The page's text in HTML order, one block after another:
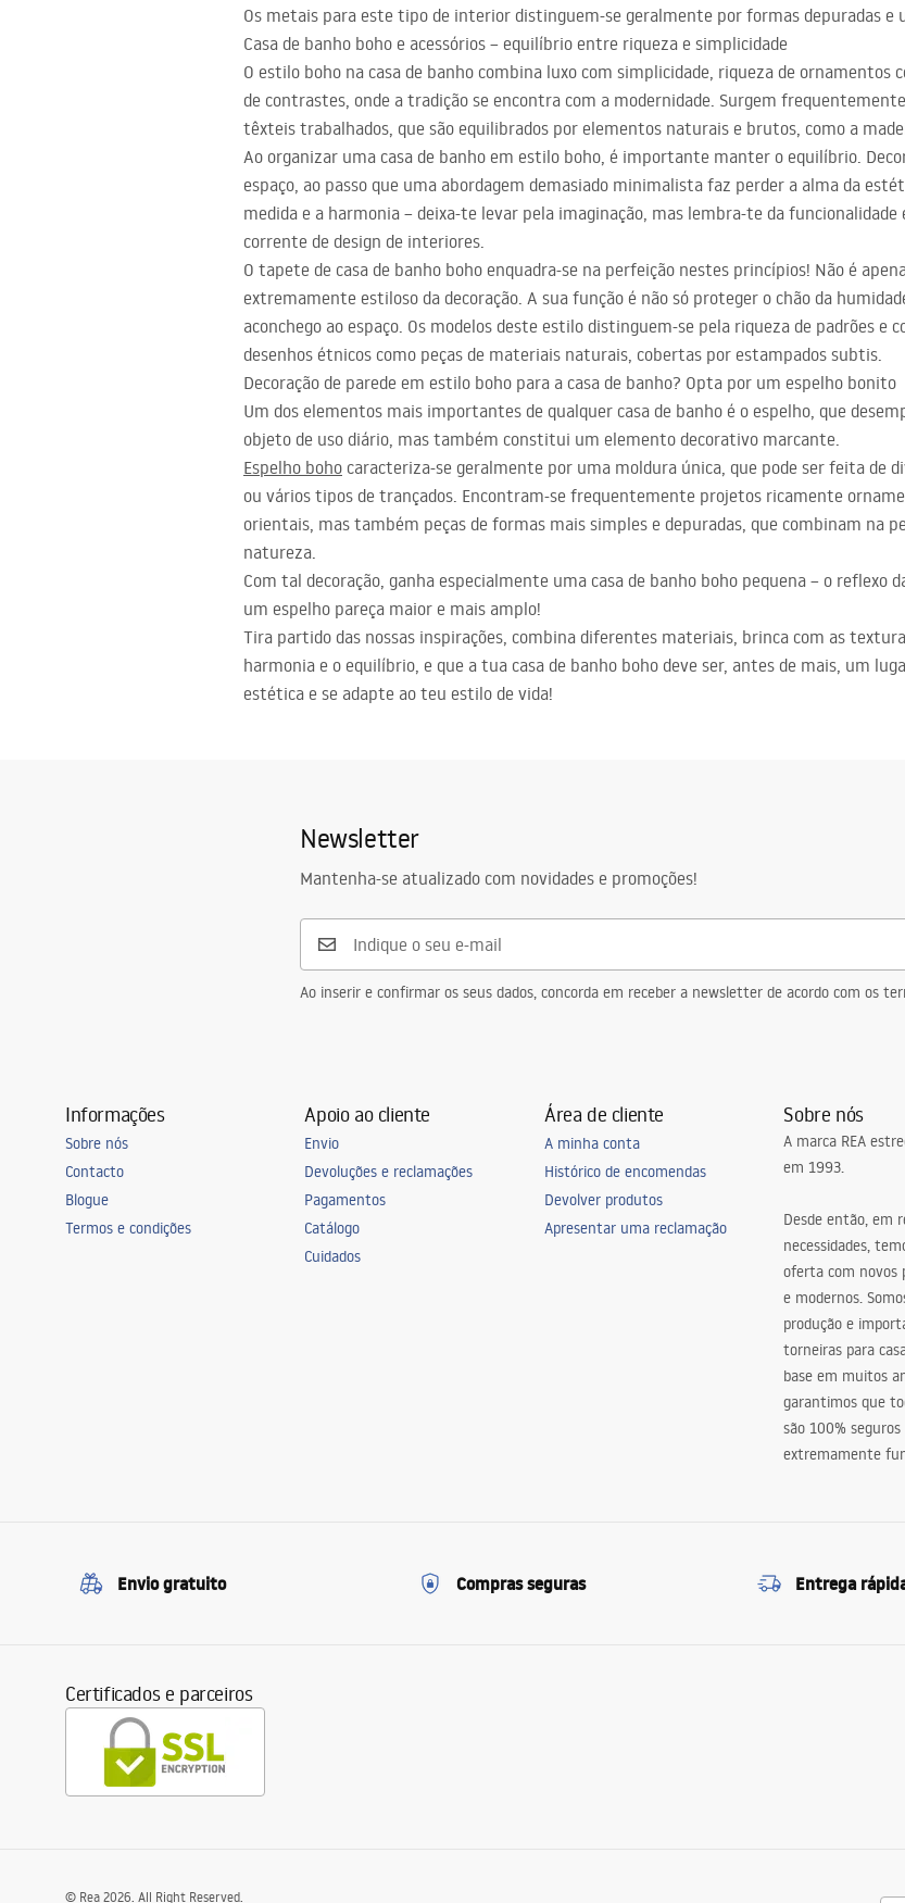
Os metais para este tipo de interior distinguem-se geralmente por formas depuradas e
Casa de banho boho e acessórios – equilíbrio entre riqueza e simplicidade
O estilo boho na casa de banho combina luxo com simplicidade, riqueza de ornamentos
de contrastes, onde a tradição se encontra com a modernidade. Surgem
têxteis trabalhados, que são equilibrados por elementos naturais e brutos, como a
Ao organizar uma casa de banho em estilo boho, é importante manter o equilíbrio.
espaço, ao passo que uma abordagem demasiado minimalista faz perder a alma da
medida e a harmonia – deixa-te levar pela imaginação, mas lembra-te da funcionalidade
corrente de design de interiores.
O tapete de casa de banho boho enquadra-se na perfeição nestes princípios! Não é
extremamente estiloso da decoração. A sua função é não só proteger o chão da
aconchego ao espaço. Os modelos deste estilo distinguem-se pela riqueza de padrões e
desenhos étnicos como peças de materiais naturais, cobertas por estampados subtis.
Decoração de parede em estilo boho para a casa de banho? Opta por um espelho bonito
Um dos elementos mais importantes de qualquer casa de banho é o espelho, que
objeto de uso diário, mas também constitui um elemento decorativo marcante.
Espelho boho caracteriza-se geralmente por uma moldura única, que pode ser feita de
ou vários tipos de trançados. Encontram-se frequentemente projetos ricamente
orientais, mas também peças de formas mais simples e depuradas, que combinam na
natureza.
Com tal decoração, ganha especialmente uma casa de banho boho pequena – o reflexo
um espelho pareça maior e mais amplo!
Tira partido das nossas inspirações, combina diferentes materiais, brinca com as
harmonia e o equilíbrio, e que a tua casa de banho boho deve ser, antes de mais, um
estética e se adapte ao teu estilo de vida!
Newsletter
Mantenha-se atualizado com novidades e promoções!
Ao inserir e confirmar os seus dados, concorda em receber a newsletter de acordo com os
Informações
Sobre nós
Contacto
Blogue
Termos e condições
Apoio ao cliente
Envio
Devoluções e reclamações
Pagamentos
Catálogo
Cuidados
Área de cliente
A minha conta
Histórico de encomendas
Devolver produtos
Apresentar uma reclamação
Sobre nós
A marca REA
em 1993.
Desde então, em
necessidades,
oferta com novos
e modernos.
produção e
torneiras para
base em muitos
garantimos que
são 100%
extremamente
Envio gratuito Compras seguras Entrega
Certificados e parceiros
© Rea 2026. All Right Reserved.